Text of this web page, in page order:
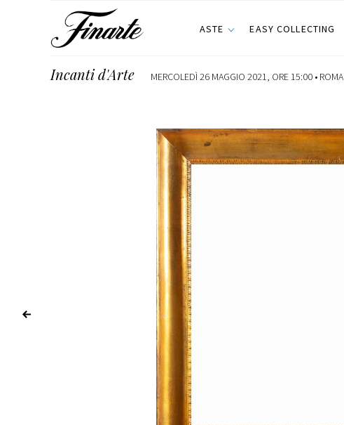
ASTE EASY COLLECTING
Incanti d'Arte MERCOLEDÌ 26 MAGGIO 2021, ORE 15:00 • ROMA